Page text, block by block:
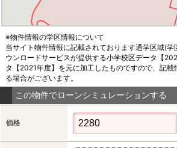
※物件情報の学区情報について
当サイト物件情報に記載されております通学区域(
ウンロードサービスが提供する小学校区データ【
タ【2021年度】を元に加工したものですので、記載
る場合がございます。
この物件でローンシミュレーションする
価格